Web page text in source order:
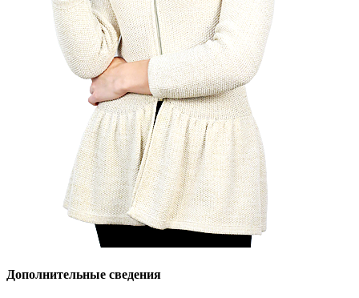
Дополнительные сведения